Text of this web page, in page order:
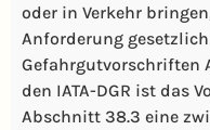
oder in Verkehr
Anforderung
Gefahrgutvorschriften
den IATA-DGR ist das
Abschnitt 38.3 eine